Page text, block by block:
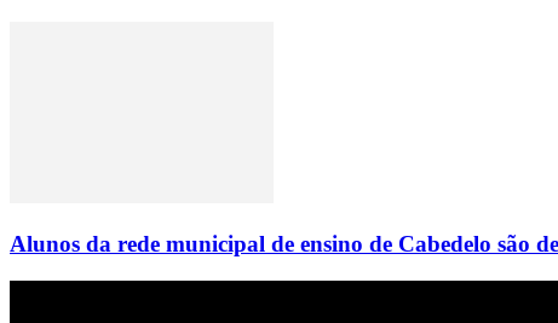
Alunos da rede municipal de ensino de Cabedelo são